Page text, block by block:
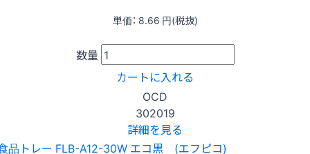
単価： 8.66 円(税抜)
数量
カートに入れる
OCD
302019
詳細を見る